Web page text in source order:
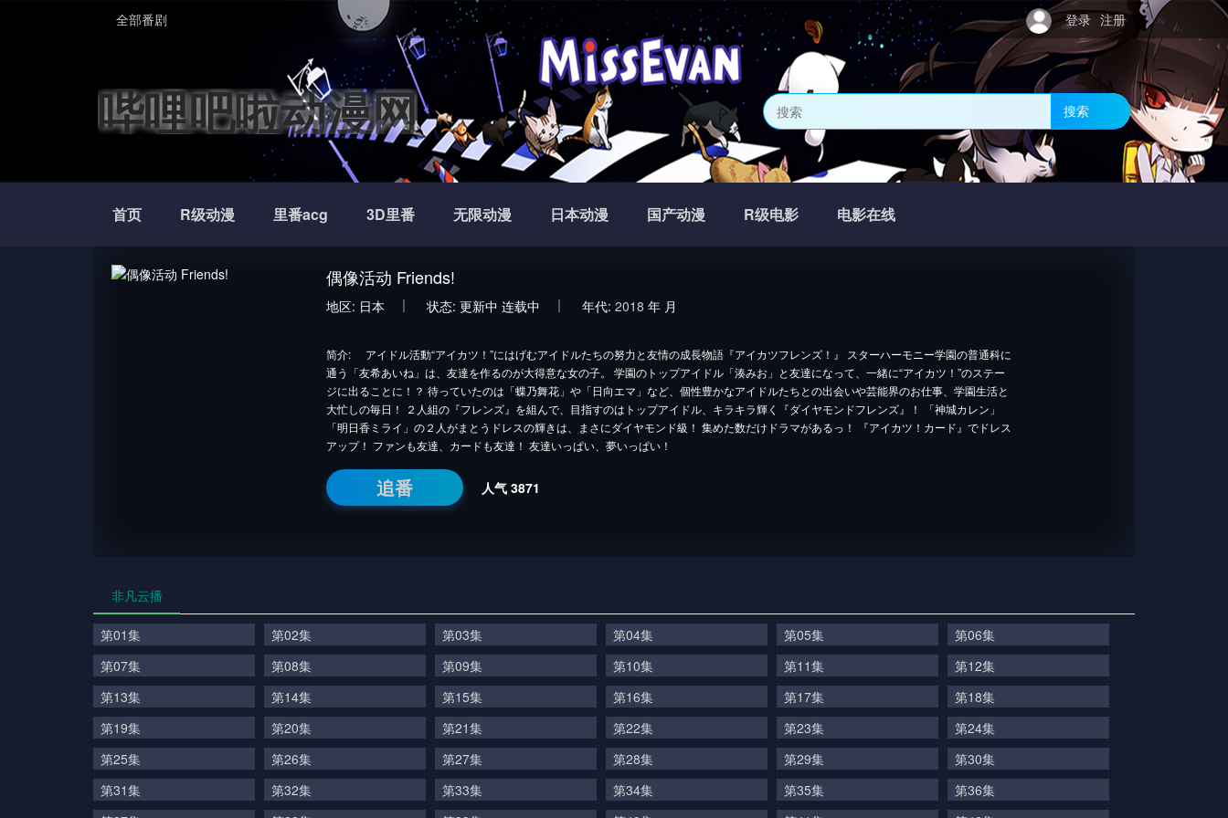
全部番剧 登录 注册
哔哩吧啦动漫网 搜索
首页 R级动漫 里番acg 3D里番 无限动漫 日本动漫 国产动漫 R级电影 电影在线
偶像活动 Friends!
地区: 日本 状态: 更新中 连载中 年代: 2018 年 月
简介:
アイドル活動“アイカツ！”にはげむアイドルたちの努力と友情の成長物語『アイカツフレンズ！』 スターハーモニー学園の普通科に
通う「友希あいね」は、友達を作るのが大得意な女の子。 学園のトップアイドル「湊みお」と友達になって、一緒に“アイカツ！”のステー
ジに出ることに！？ 待っていたのは「蝶乃舞花」や「日向エマ」など、個性豊かなアイドルたちとの出会いや芸能界のお仕事、学園生活と
大忙しの毎日！ ２人組の『フレンズ』を組んで、目指すのはトップアイドル、キラキラ輝く『ダイヤモンドフレンズ』！ 「神城カレン」
「明日香ミライ」の２人がまとうドレスの輝きは、まさにダイヤモンド級！ 集めた数だけドラマがあるっ！ 『アイカツ！カード』でドレス
アップ！ ファンも友達、カードも友達！ 友達いっぱい、夢いっぱい！
追番 人气 3871
非凡云播
第01集 第02集 第03集 第04集 第05集
第06集
第07集
第08集 第09集 第10集 第11集
第12集
第13集
第14集 第15集 第16集 第17集
第18集
第19集
第20集 第21集 第22集 第23集
第24集
第25集
第26集 第27集 第28集 第29集
第30集
第31集
第32集 第33集 第34集 第35集
第36集